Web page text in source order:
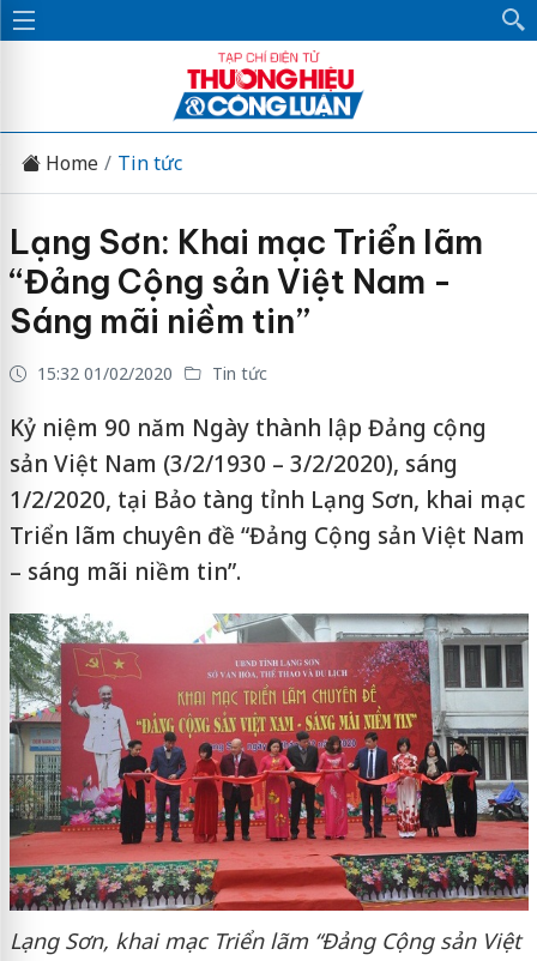
Home Tin tức
Lạng Sơn: Khai mạc Triển lãm
“Đảng Cộng sản Việt Nam -
Sáng mãi niềm tin”
15:32 01/02/2020 Tin tức
Kỷ niệm 90 năm Ngày thành lập Đảng cộng
sản Việt Nam (3/2/1930 – 3/2/2020), sáng
1/2/2020, tại Bảo tàng tỉnh Lạng Sơn, khai mạc
Triển lãm chuyên đề “Đảng Cộng sản Việt Nam
– sáng mãi niềm tin”.
Lạng Sơn, khai mạc Triển lãm “Đảng Cộng sản Việt